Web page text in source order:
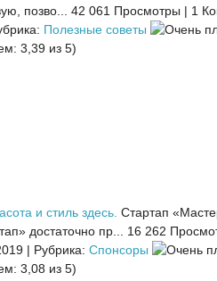
позво...
42 061 Просмотры | 1
Полезные советы
3,39 из 5)
и стиль здесь. Стартап
достаточно пр...
16 262
| Рубрика: Спонсоры
3,08 из 5)